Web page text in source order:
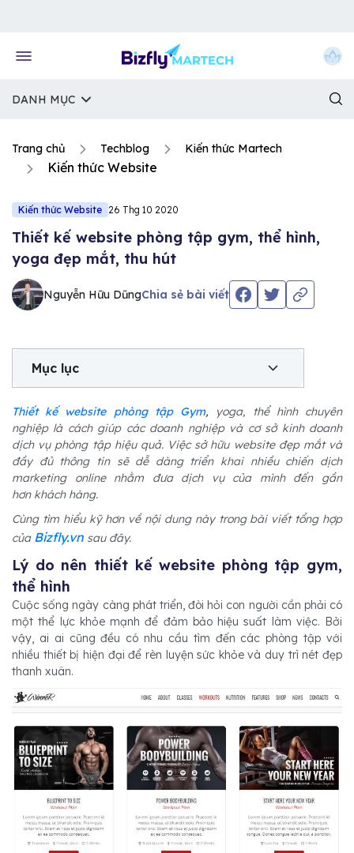
DANH MỤC
Trang chủ Techblog Kiến thức Martech
Kiến thức Website
Kiến thức Website 26 Thg 10 2020
Thiết kế website phòng tập gym, thể hình,
yoga đẹp mắt, thu hút
Nguyễn Hữu DũngChia sẻ bài viết
Mục lục
Thiết kế website phòng tập Gym, yoga, thể hình chuyên
nghiệp là cách giúp các doanh nghiệp và cơ sở kinh doanh
dịch vụ phòng tập hiệu quả. Việc sở hữu website đẹp mắt và
đầy đủ thông tin sẽ dễ dàng triển khai nhiều chiến dịch
marketing online nhằm đưa dịch vụ của mình đến gần
hơn khách hàng.
Cùng tìm hiểu kỹ hơn về nội dung này trong bài viết tổng hợp
của Bizfly.vn sau đây.
Lý do nên thiết kế website phòng tập gym,
thể hình
Cuộc sống ngày càng phát triển, đòi hỏi con người cần phải có
một thể lực khỏe mạnh để đảm bảo hiệu suất làm việc. Bởi
vậy, ai ai cũng đều có nhu cầu tìm đến các phòng tập với
nhiều thiết bị hiện đại để rèn luyện sức khỏe và duy trì nét đẹp
thanh xuân.